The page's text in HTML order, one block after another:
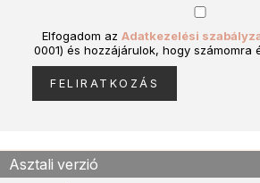
Elfogadom az Adatkezelési
0001) és hozzájárulok, hogy számomra
Asztali verzió